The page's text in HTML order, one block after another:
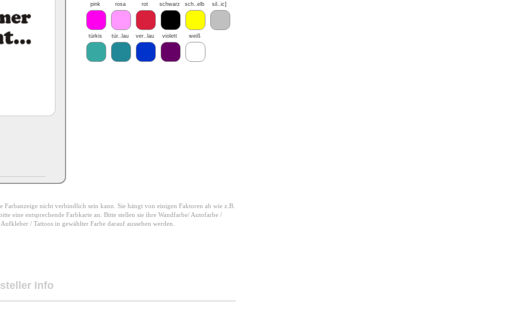
pink rosa rot schwarz sch..elb sil..ic]
türkis tür..lau ver..lau violett weiß
Farbanzeige nicht verbindlich sein kann. Sie hängt von einigen Faktoren ab wie z.B.
eine entsprechende Farbkarte an. Bitte stellen sie ihre Wandfarbe/ Autofarbe /
/ Tattoos in gewählter Farbe darauf aussehen werden.
Info